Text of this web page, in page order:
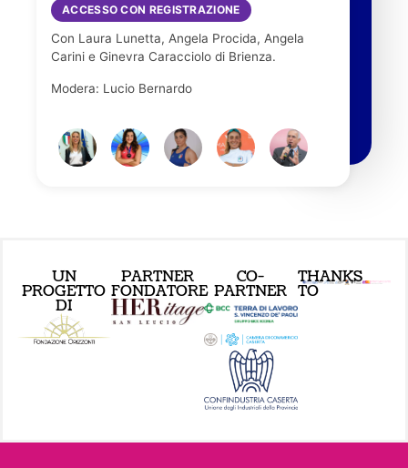
ACCESSO CON REGISTRAZIONE
Con Laura Lunetta, Angela Procida, Angela
Carini e Ginevra Caracciolo di Brienza.
Modera: Lucio Bernardo
UN
PROGETTO
DI
PARTNER
FONDATORE
CO-
PARTNER
THANKS
TO